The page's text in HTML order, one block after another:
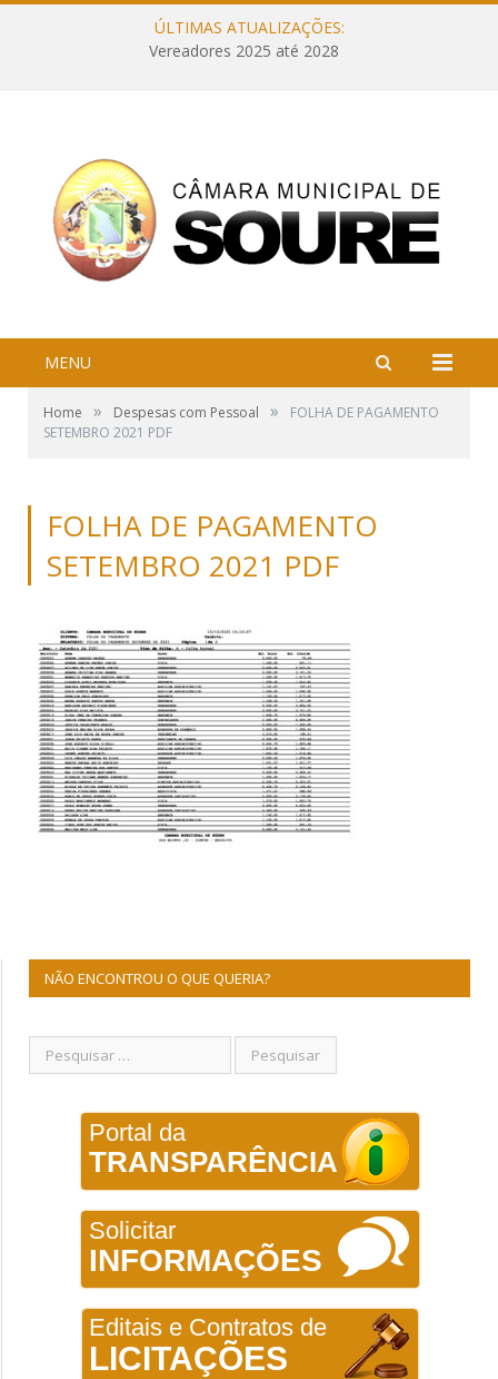
ÚLTIMAS ATUALIZAÇÕES:
Vereadores 2025 até 2028
MENU
Home » Despesas com Pessoal »
FOLHA DE PAGAMENTO
SETEMBRO 2021 PDF
FOLHA DE PAGAMENTO
SETEMBRO 2021 PDF
NÃO ENCONTROU O QUE QUERIA?
Portal da
TRANSPARÊNCIA
Solicitar
INFORMAÇÕES
Editais e Contratos de
LICITAÇÕES